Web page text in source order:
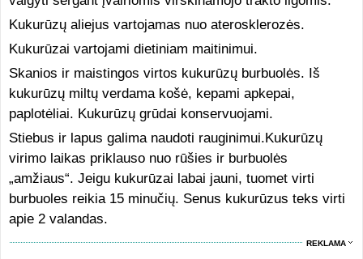
Kukurūzų aliejus vartojamas nuo aterosklerozės.
Kukurūzai vartojami dietiniam maitinimui.
Skanios ir maistingos virtos kukurūzų burbuolės. Iš
kukurūzų miltų verdama košė, kepami apkepai,
paplotėliai. Kukurūzų grūdai konservuojami.
Stiebus ir lapus galima naudoti rauginimui.Kukurūzų
virimo laikas priklauso nuo rūšies ir burbuolės
„amžiaus“. Jeigu kukurūzai labai jauni, tuomet virti
burbuoles reikia 15 minučių. Senus kukurūzus teks virti
apie 2 valandas.
REKLAMA